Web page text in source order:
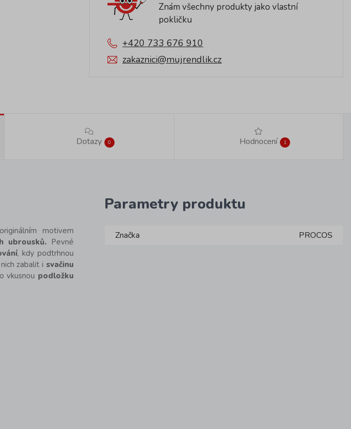
Znám všechny produkty jako vlastní
pokličku
+420 733 676 910
zakaznici@mujrendlik.cz
Dotazy 0 Hodnocení 1
motivem
ubrousků. Pevné
, kdy podtrhnou
zabalit i svačinu
vkusnou podložku
Parametry produktu
Značka PROCOS